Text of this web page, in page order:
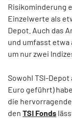
Risikominderung
Einzelwerte als
Depot. Auch das
und umfasst etwa
um nur zwei
Sowohl TSI-Depot
Euro geführt)
die
den TSI Fonds